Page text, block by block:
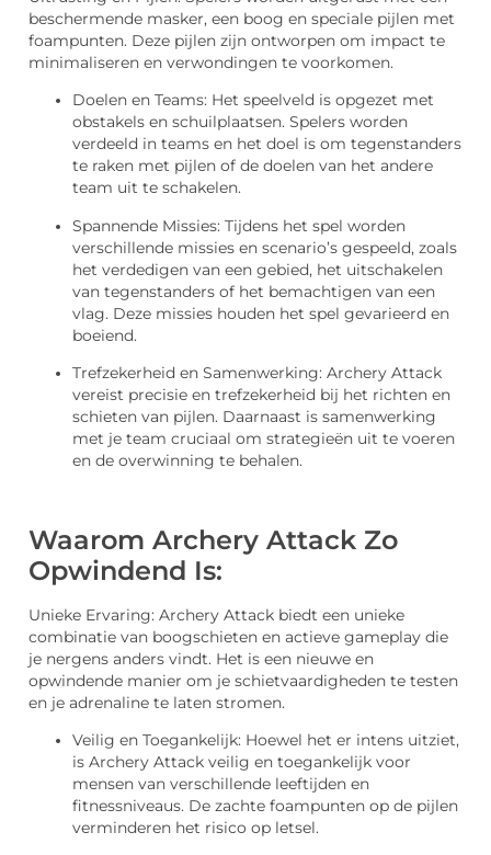
beschermende masker, een boog en speciale pijlen met
foampunten. Deze pijlen zijn ontworpen om impact te
minimaliseren en verwondingen te voorkomen.
Doelen en Teams: Het speelveld is opgezet met
obstakels en schuilplaatsen. Spelers worden
verdeeld in teams en het doel is om tegenstanders
te raken met pijlen of de doelen van het andere
team uit te schakelen.
Spannende Missies: Tijdens het spel worden
verschillende missies en scenario’s gespeeld, zoals
het verdedigen van een gebied, het uitschakelen
van tegenstanders of het bemachtigen van een
vlag. Deze missies houden het spel gevarieerd en
boeiend.
Trefzekerheid en Samenwerking: Archery Attack
vereist precisie en trefzekerheid bij het richten en
schieten van pijlen. Daarnaast is samenwerking
met je team cruciaal om strategieën uit te voeren
en de overwinning te behalen.
Waarom Archery Attack Zo
Opwindend Is:
Unieke Ervaring: Archery Attack biedt een unieke
combinatie van boogschieten en actieve gameplay die
je nergens anders vindt. Het is een nieuwe en
opwindende manier om je schietvaardigheden te testen
en je adrenaline te laten stromen.
Veilig en Toegankelijk: Hoewel het er intens uitziet,
is Archery Attack veilig en toegankelijk voor
mensen van verschillende leeftijden en
fitnessniveaus. De zachte foampunten op de pijlen
verminderen het risico op letsel.